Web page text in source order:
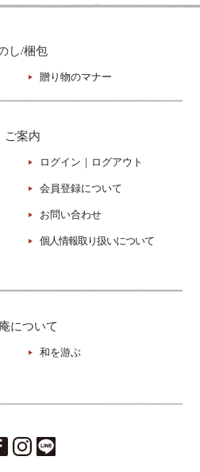
し/梱包
贈り物のマナー
ご案内
ログイン ｜ ログアウト
会員登録について
お問い合わせ
個人情報取り扱いについて
について
和を游ぶ